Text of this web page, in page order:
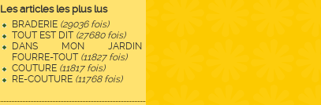
Les articles les plus lus
BRADERIE (29036 fois)
TOUT EST DIT (27680 fois)
DANS MON JARDIN
FOURRE-TOUT (11827 fois)
COUTURE (11817 fois)
RE-COUTURE (11768 fois)